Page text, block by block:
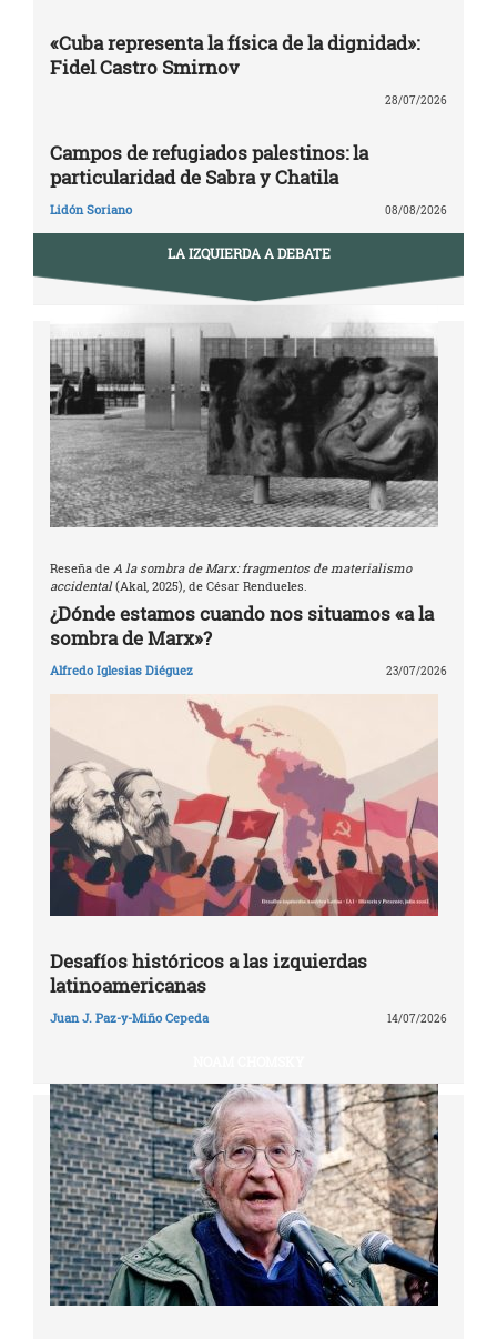
«Cuba representa la física de la dignidad»:
Fidel Castro Smirnov
28/07/2026
Campos de refugiados palestinos: la
particularidad de Sabra y Chatila
Lidón Soriano 08/08/2026
LA IZQUIERDA A DEBATE
Reseña de A la sombra de Marx: fragmentos de materialismo
accidental(Akal, 2025), de César Rendueles.
¿Dónde estamos cuando nos situamos «a la
sombra de Marx»?
Alfredo Iglesias Diéguez 23/07/2026
Desafíos históricos a las izquierdas
latinoamericanas
Juan J. Paz-y-Miño Cepeda 14/07/2026